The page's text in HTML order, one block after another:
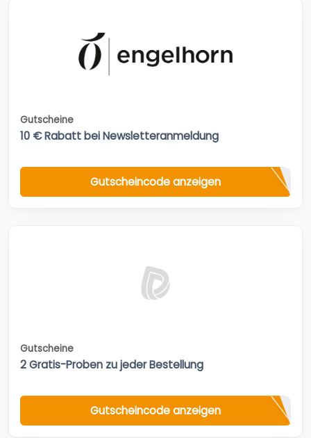
Gutscheine
10 € Rabatt bei Newsletteranmeldung
Gutscheincode anzeigen
Gutscheine
2 Gratis-Proben zu jeder Bestellung
Gutscheincode anzeigen